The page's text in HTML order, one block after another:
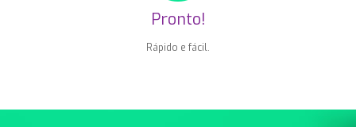
Pronto!
Rápido e fácil.